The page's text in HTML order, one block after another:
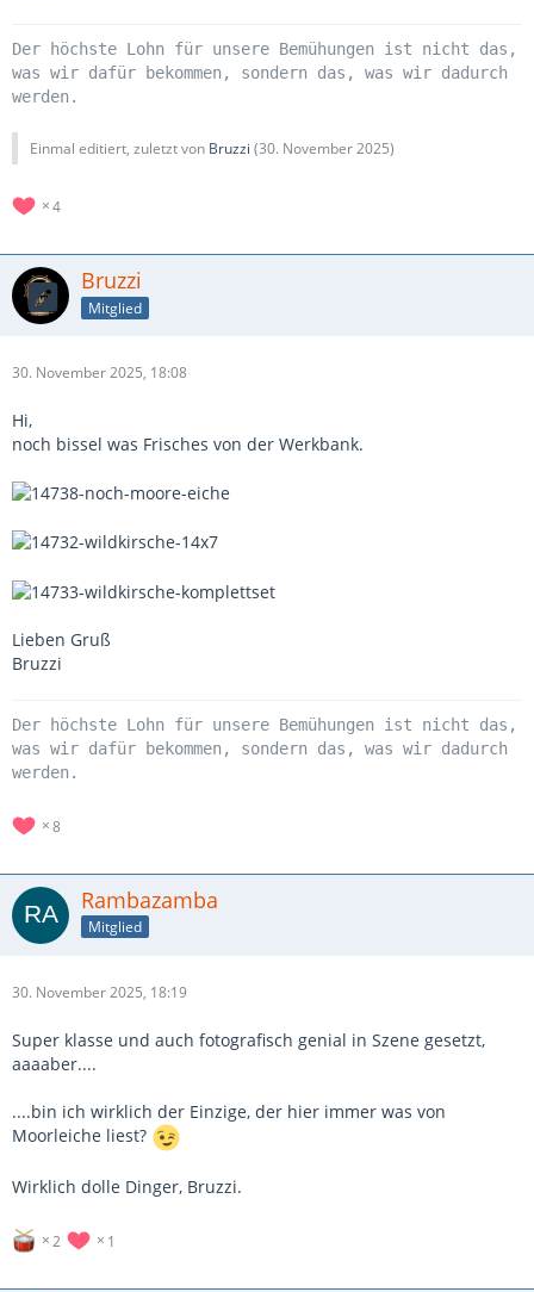
Der höchste Lohn für unsere Bemühungen ist nicht das,
was wir dafür bekommen, sondern das, was wir dadurch
werden.
Einmal editiert, zuletzt von Bruzzi (30. November 2025)
4
Bruzzi
Mitglied
30. November 2025, 18:08
Hi,
noch bissel was Frisches von der Werkbank.
Lieben Gruß
Bruzzi
Der höchste Lohn für unsere Bemühungen ist nicht das,
was wir dafür bekommen, sondern das, was wir dadurch
werden.
8
Rambazamba
Mitglied
30. November 2025, 18:19
Super klasse und auch fotografisch genial in Szene gesetzt,
aaaaber....
....bin ich wirklich der Einzige, der hier immer was von
Moorleiche liest?
Wirklich dolle Dinger, Bruzzi.
2 1